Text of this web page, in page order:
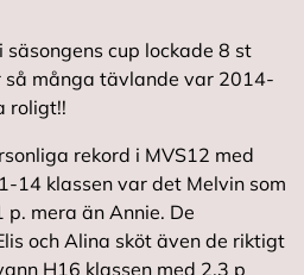
cup lockade 8 st
många tävlande var 2014-
roligt!!
rekord i MVS12 med
14 klassen var det Melvin som
mera än Annie. De
och Alina sköt även de riktigt
H16 klassen med 2,3 p